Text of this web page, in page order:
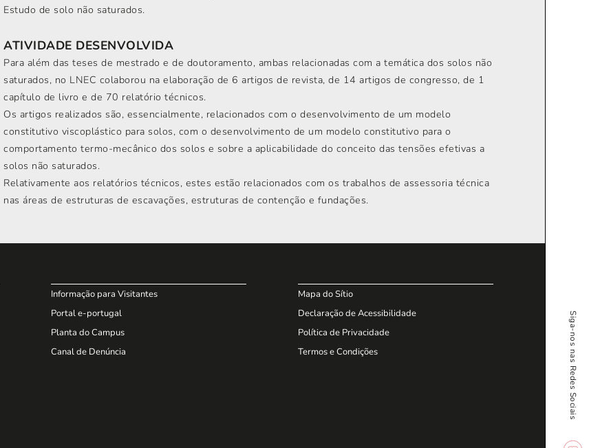
Siga-nos nas Redes Sociais
Estudo de solo não saturados.
ATIVIDADE DESENVOLVIDA
Para além das teses de mestrado e de doutoramento, ambas relacionadas com a temática dos solos não
saturados, no LNEC colaborou na elaboração de 6 artigos de revista, de 14 artigos de congresso, de 1
capítulo de livro e de 70 relatório técnicos.
Os artigos realizados são, essencialmente, relacionados com o desenvolvimento de um modelo
constitutivo viscoplástico para solos, com o desenvolvimento de um modelo constitutivo para o
comportamento termo-mecânico dos solos e sobre a aplicabilidade do conceito das tensões efetivas a
solos não saturados.
Relativamente aos relatórios técnicos, estes estão relacionados com os trabalhos de assessoria técnica
nas áreas de estruturas de escavações, estruturas de contenção e fundações.
Informação para Visitantes
Portal e-portugal
Planta do Campus
Canal de Denúncia
Mapa do Sítio
Declaração de Acessibilidade
Política de Privacidade
Termos e Condições